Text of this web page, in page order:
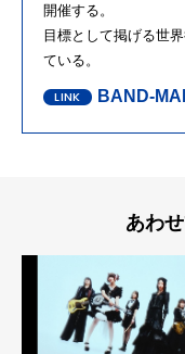
開催する。
目標として掲げる世
ている。
BAND-
あわ